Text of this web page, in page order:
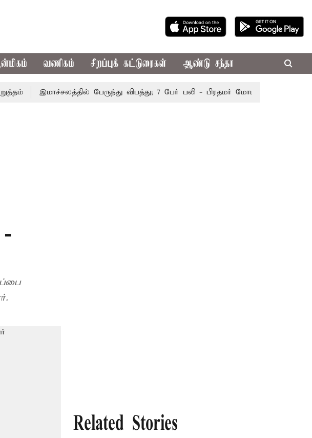
வணிகம் சிறப்புக் கட்டுரைகள் ஆண்டு சந்தா
இமாச்சலத்தில் பேருந்து விபத்து; 7 பேர் பலி - பிரதமர் மோடி இரங்கல்
Related Stories